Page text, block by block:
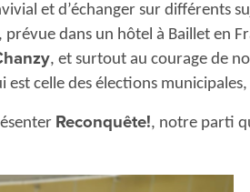
et d’échanger sur différents
dans un hôtel à Baillet en
, et surtout au courage de
est celle des élections
Reconquête!, notre parti